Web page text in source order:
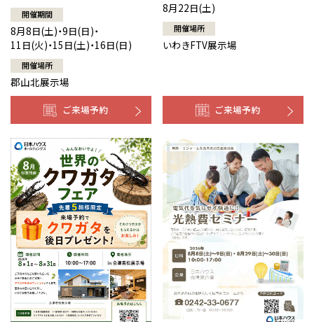
開催期間
8月8日(土)・9日(日)・
11日(火)・15日(土)・16日(日)
開催場所
郡山北展示場
ご来場予約
8月22日(土)
開催場所
いわきFTV展示場
ご来場予約